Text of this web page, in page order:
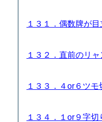
１３１．偶数牌が
１３２．直前のリ
１３３．４or６ツ
１３４．１or９字